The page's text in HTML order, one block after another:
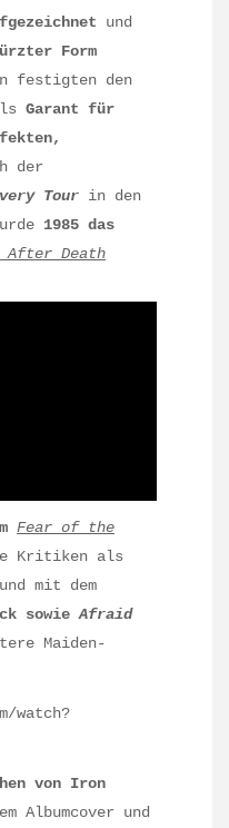
und
Form
festigten den
Garant für
der
Tour in den
1985 das
After Death
Fear of the
Kritiken als
mit dem
sowieAfraid
Maiden-
watch?
von Iron
Albumcover und